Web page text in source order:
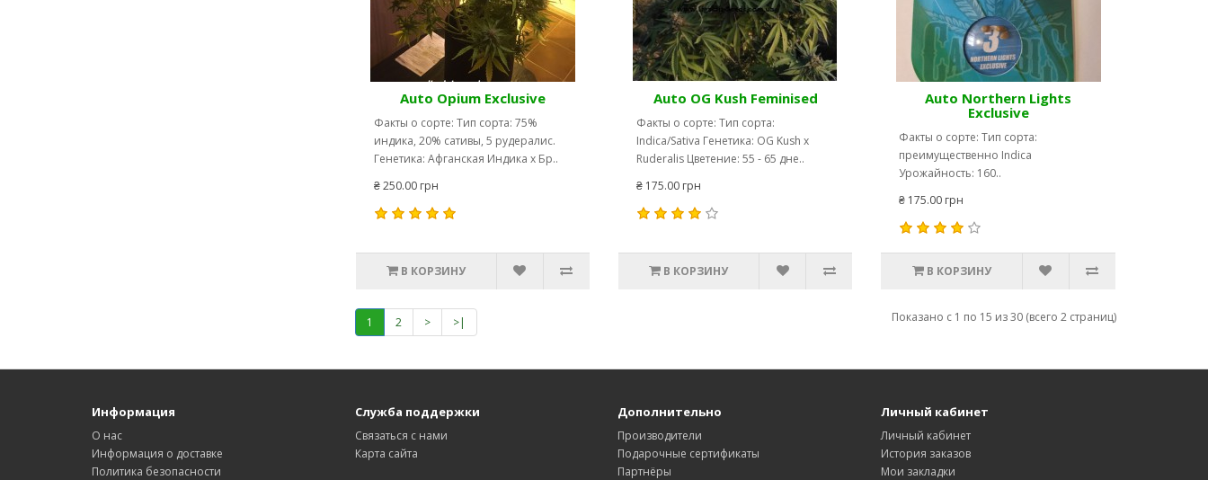
Auto Opium Exclusive
Факты о сорте: Тип сорта: 75%
индика, 20% сативы, 5 рудералис.
Генетика: Афганская Индика x Бр..
₴ 250.00 грн
В КОРЗИНУ
Auto OG Kush Feminised
Факты о сорте: Тип сорта:
Indica/Sativa Генетика: OG Kush x
Ruderalis Цветение: 55 - 65 дне..
₴ 175.00 грн
В КОРЗИНУ
Auto Northern Lights
Exclusive
Факты о сорте: Тип сорта:
преимущественно Indica
Урожайность: 160..
₴ 175.00 грн
В КОРЗИНУ
1 2 > >| Показано с 1 по 15 из 30 (всего 2 страниц)
Информация
О нас
Информация о доставке
Политика безопасности
Служба поддержки
Связаться с нами
Карта сайта
Дополнительно
Производители
Подарочные сертификаты
Партнёры
Личный кабинет
Личный кабинет
История заказов
Мои закладки